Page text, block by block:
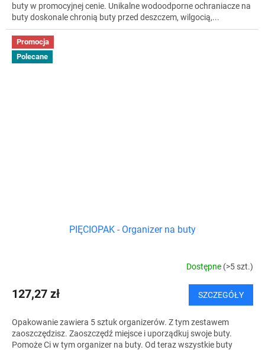
buty w promocyjnej cenie. Unikalne wodoodporne ochraniacze na
buty doskonale chronią buty przed deszczem, wilgocią,...
Promocja
Polecane
PIĘCIOPAK - Organizer na buty
Dostępne (>5 szt.)
127,27 zł SZCZEGÓŁY
Opakowanie zawiera 5 sztuk organizerów. Z tym zestawem
zaoszczędzisz. Zaoszczędź miejsce i uporządkuj swoje buty.
Pomoże Ci w tym organizer na buty. Od teraz wszystkie buty